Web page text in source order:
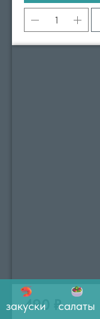
490 ₽
закуски салаты